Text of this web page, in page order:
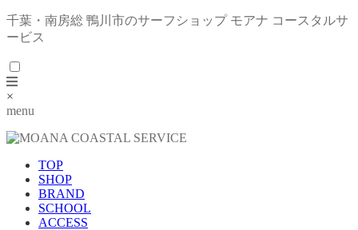
千葉・南房総 鴨川市のサーフショップ モアナ コースタルサ
ービス
×
menu
TOP
SHOP
BRAND
SCHOOL
ACCESS